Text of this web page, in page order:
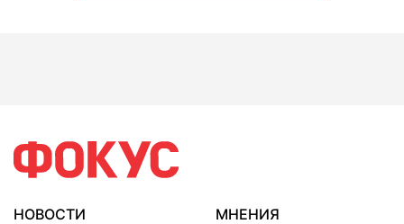
НОВОСТИ
МНЕНИЯ